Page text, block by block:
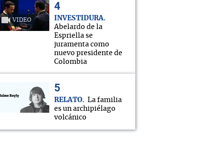
VIDEO
INVESTIDURA
Abelardo de la
Espriella se
juramenta como
nuevo presidente de
Colombia
RELATO
La familia
es un archipiélago
volcánico